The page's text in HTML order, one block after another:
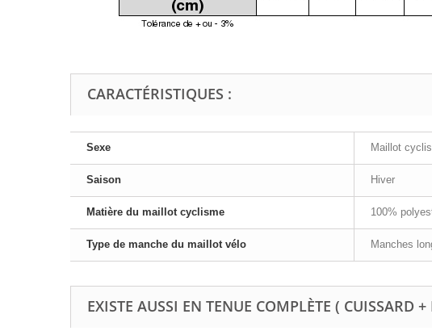
CARACTÉRISTIQUES :
Sexe Maillot
Saison Hiver
Matière du maillot cyclisme 100%
Type de manche du maillot vélo Manches
EXISTE AUSSI EN TENUE COMPLÈTE ( CUISSARD